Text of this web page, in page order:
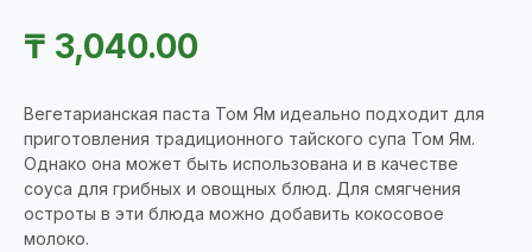
₸ 3,040.00
Вегетарианская паста Том Ям идеально подходит для
приготовления традиционного тайского супа Том Ям.
Однако она может быть использована и в качестве
соуса для грибных и овощных блюд. Для смягчения
остроты в эти блюда можно добавить кокосовое
молоко.